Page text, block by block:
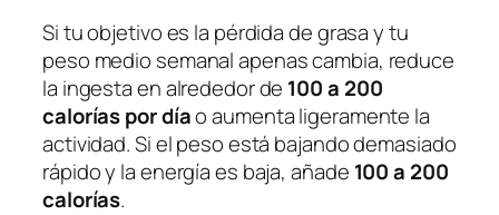
Si tu objetivo es la pérdida de grasa y tu
peso medio semanal apenas cambia, reduce
la ingesta en alrededor de 100 a 200
calorías por díao aumenta ligeramente la
actividad. Si el peso está bajando demasiado
rápido y la energía es baja, añade 100 a 200
calorías.